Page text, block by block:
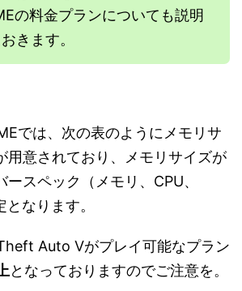
の料金プランについても説明
きます。
では、次の表のようにメモリサ
用意されており、メモリサイズが
スペック（メモリ、CPU、
なります。
Auto Vがプレイ可能なプラン
となっておりますのでご注意を。